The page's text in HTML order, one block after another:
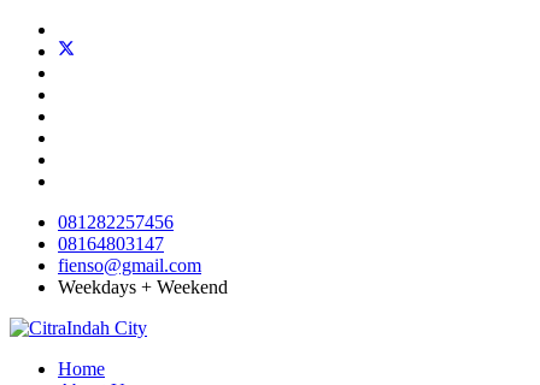
081282257456
08164803147
fienso@gmail.com
Weekdays + Weekend
Home